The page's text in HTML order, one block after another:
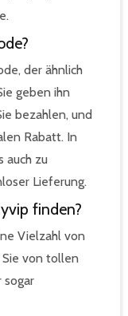
der ähnlich
geben ihn
bezahlen, und
Rabatt. In
auch zu
Lieferung.
finden?
Vielzahl von
von tollen
sogar